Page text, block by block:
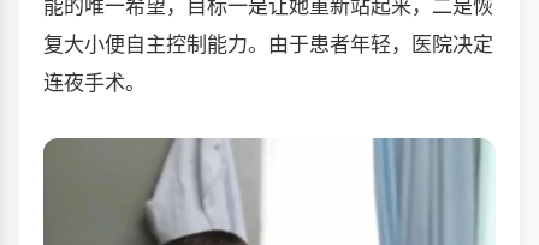
复大小便自主控制能力。由于患者年轻，医院决定
连夜手术。